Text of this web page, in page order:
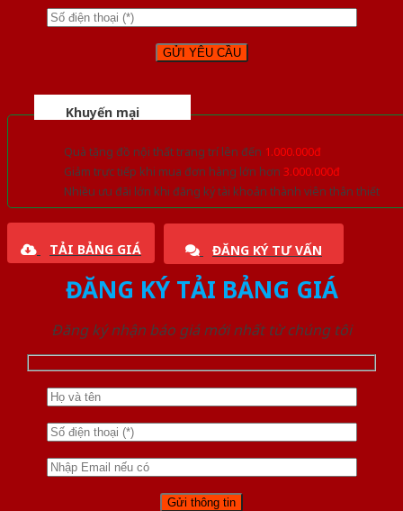
Khuyến mại
Quà tặng đồ nội thất trang trí lên đến 1.000.000đ
Giảm trực tiếp khi mua đơn hàng lớn hơn 3.000.000đ
Nhiều ưu đãi lớn khi đăng ký tài khoản thành viên thân thiết
TẢI BẢNG GIÁ ĐĂNG KÝ TƯ VẤN
ĐĂNG KÝ TẢI BẢNG GIÁ
Đăng ký nhận báo giá mới nhất từ chúng tôi